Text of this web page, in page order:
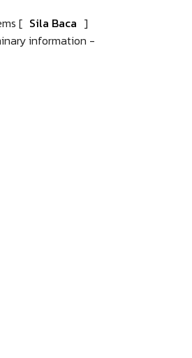
[ Sila Baca ]
information -